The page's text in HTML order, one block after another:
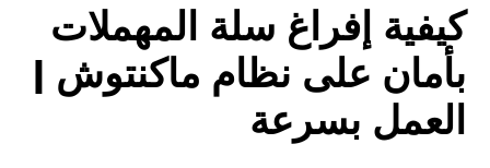
PowerMyMac
PowerUninstall
الدعم
كيفية إفراغ سلة المهملات
بأمان على نظام ماكنتوش |
العمل بسرعة